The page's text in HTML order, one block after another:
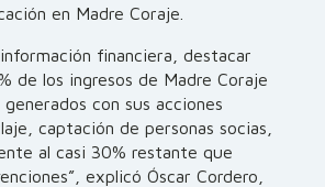
en Madre Coraje.
financiera, destacar
de los ingresos de Madre Coraje
con sus acciones
captación de personas socias,
al casi 30% restante que
explicó Óscar Cordero,